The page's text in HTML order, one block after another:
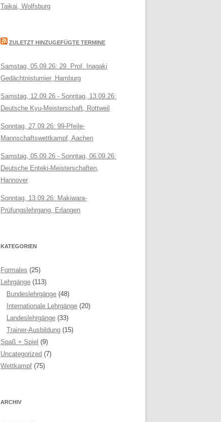
Taikai, Wolfsburg
ZULETZT HINZUGEFÜGTE TERMINE
Samstag, 05.09.26: 29. Prof. Inagaki
Gedächtnisturnier, Hamburg
Samstag, 12.09.26 - Sonntag, 13.09.26:
Deutsche Kyu-Meisterschaft, Rottweil
Sonntag, 27.09.26: 99-Pfeile-
Mannschaftswettkampf, Aachen
Samstag, 05.09.26 - Sonntag, 06.09.26:
Deutsche Enteki-Meisterschaften,
Hannover
Sonntag, 13.09.26: Makiwara-
Prüfungslehrgang, Erlangen
KATEGORIEN
Formales (25)
Lehrgänge (113)
Bundeslehrgänge (48)
Internationale Lehrgänge (20)
Landeslehrgänge (33)
Trainer-Ausbildung (15)
Spaß + Spiel (9)
Uncategorized (7)
Wettkampf (75)
ARCHIV